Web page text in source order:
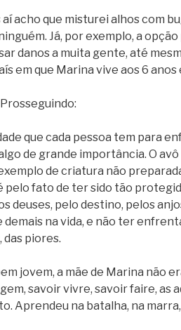
aí acho que misturei alhos com
Já, por exemplo, a
danos a muita gente, até
em que Marina vive aos 6
que cada pessoa tem para
de grande importância. O
de criatura não
pelo fato de ter sido tão
deuses, pelo destino, pelos
na vida, e não ter
das piores.
jovem, a mãe de Marina não
savoir vivre, savoir faire, as
Aprendeu na batalha, na